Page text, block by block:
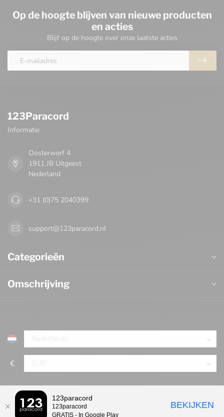
Op de hoogte blijven van nieuwe producten
en acties
Blijf op de hoogte over onze laatste acties
123Paracord
Informatie
Oosterwerf 4
1911 JB Uitgeest
Nederland
+31 (0)75 2040399
support@123paracord.nl
Categorieën
Omschrijving
€
123paracord
123paracord
GRATIS - In Google Play
BEKIJKEN